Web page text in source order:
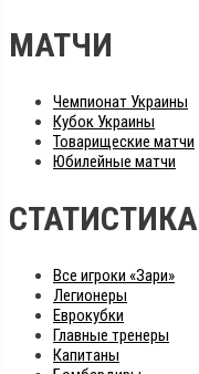
МАТЧИ
Чемпионат Украины
Кубок Украины
Товарищеские матчи
Юбилейные матчи
СТАТИСТИКА
Все игроки «Зари»
Легионеры
Еврокубки
Главные тренеры
Капитаны